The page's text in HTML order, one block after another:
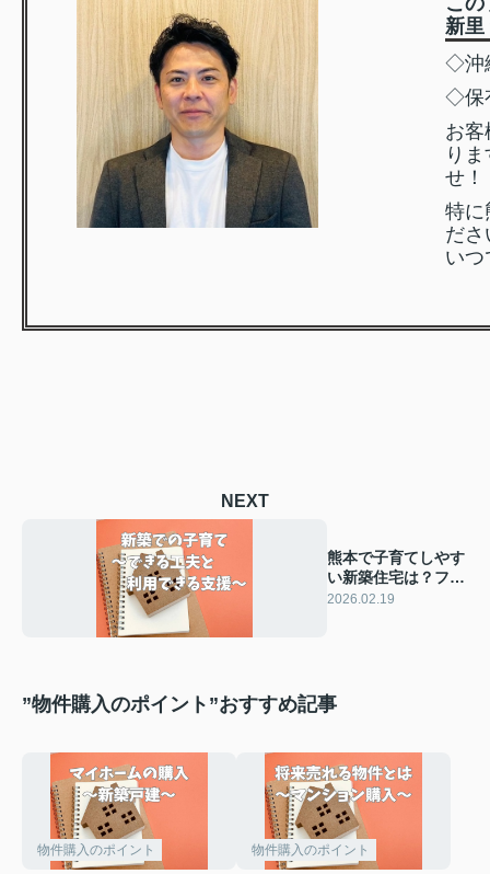
新里
◇沖
◇保
お客
り
せ！
特に
ださ
いつ
NEXT
熊本で子育てしやす
い新築住宅は？ファ
ミリー向けの間取り
2026.02.19
”物件購入のポイント”おすすめ記事
物件購入のポイント 物件購入のポイント